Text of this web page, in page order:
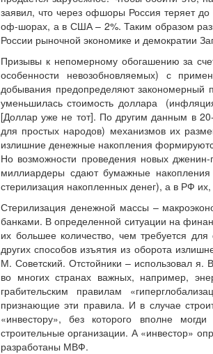
заявил, что через офшоры Россия теряет
оф-шорах, а в США – 2%. Таким образом
России рыночной экономике и демократии
Призывы к непомерному обогашению за
особенности невозобновляемых) с
добывания предопределяют закономерный
уменьшилась стоимость доллара
[Доллар уже не тот]. По другим данным в
для простых народов) механизмов их
излишние денежные накопления
Но возможности проведения новых
миллиардеры сдают бумажные
стерилизация накопленных денег), а в РФ
Стерилизация денежной массы –
банками. В определенной ситуации на
их большее количество, чем требуется
других способов изъятия из оборота
М. Советский. Отстойники – использовал я.
во многих странах важных, например,
грабительским правилам
признающие эти правила. И в случае
«инвестору», без которого вполне
строительные организации. А «инвестор»
разработаны МВФ.